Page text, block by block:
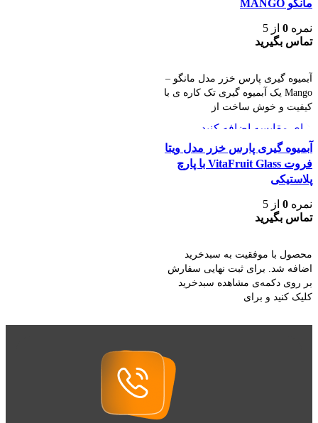
مانگو MANGO
نمره 0 از 5
تماس بگیرید
آبمیوه گیری پارس خزر مدل مانگو –
Mango یک آبمیوه گیری تک کاره ی با
کیفیت و خوش ساخت از
برای مقایسه اضافه کنید
مشاهده سریع
آبمیوه گیری پارس خزر مدل ویتا
فروت VitaFruit Glass با پارچ
پلاستیکی
نمره 0 از 5
تماس بگیرید
محصول با موفقیت به سبدخرید
اضافه شد. برای ثبت نهایی سفارش
بر روی دکمه‌ی مشاهده سبدخرید
کلیک کنید و برای